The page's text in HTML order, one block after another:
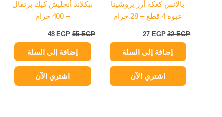
بالانس كعكة أرز بروشيتا
عبوة 4 قطع – 28 جرام
32EGP
27 EGP
إضافة إلى السلة
اشتري الآن
بيكلاند أنجليش كيك برتقال
– 400 جرام
55EGP
48 EGP
إضافة إلى السلة
اشتري الآن